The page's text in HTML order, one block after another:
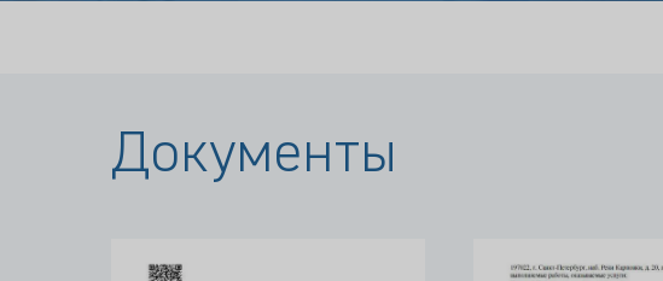
Документы